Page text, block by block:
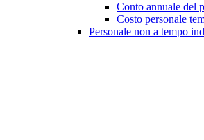
Conto annuale del
Costo personale
Personale non a tempo